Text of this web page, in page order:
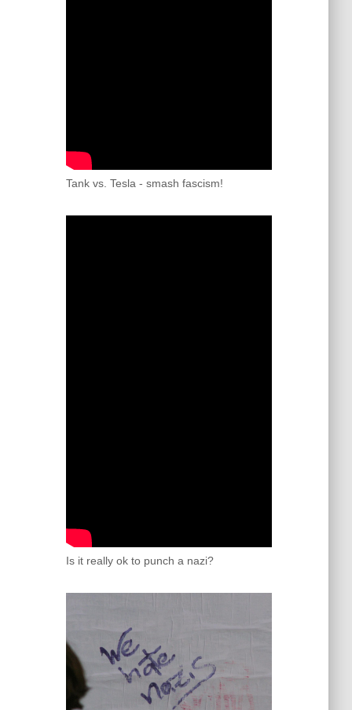
Tank vs. Tesla - smash fascism!
Is it really ok to punch a nazi?